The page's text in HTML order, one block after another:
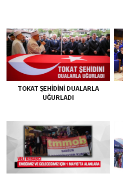
TOKAT ŞEHIDINI DUALARLA
UĞURLADI